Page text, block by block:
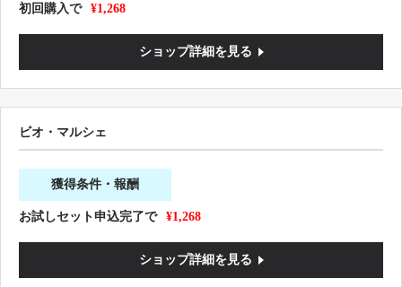
初回購入で ¥1,268
ショップ詳細を見る
ビオ・マルシェ
獲得条件・報酬
お試しセット申込完了で ¥1,268
ショップ詳細を見る